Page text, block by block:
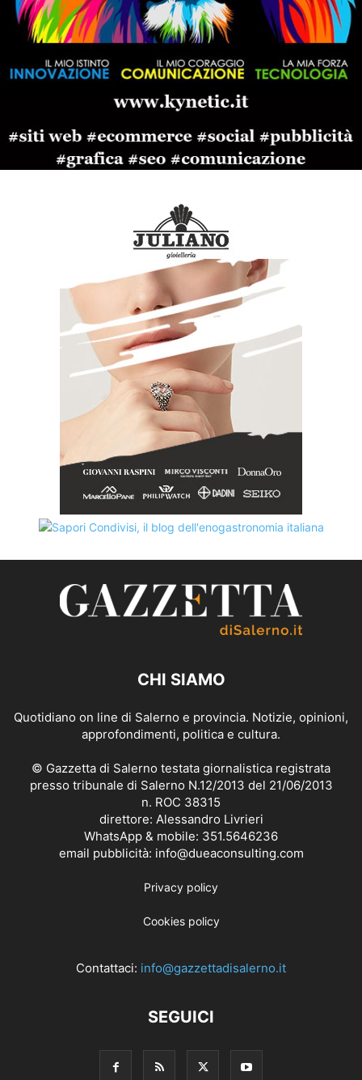
CHI SIAMO
Quotidiano on line di Salerno e provincia. Notizie, opinioni,
approfondimenti, politica e cultura.
© Gazzetta di Salerno testata giornalistica registrata
presso tribunale di Salerno N.12/2013 del 21/06/2013
n. ROC 38315
direttore: Alessandro Livrieri
WhatsApp & mobile: 351.5646236
email pubblicità: info@dueaconsulting.com
Privacy policy
Cookies policy
Contattaci: info@gazzettadisalerno.it
SEGUICI